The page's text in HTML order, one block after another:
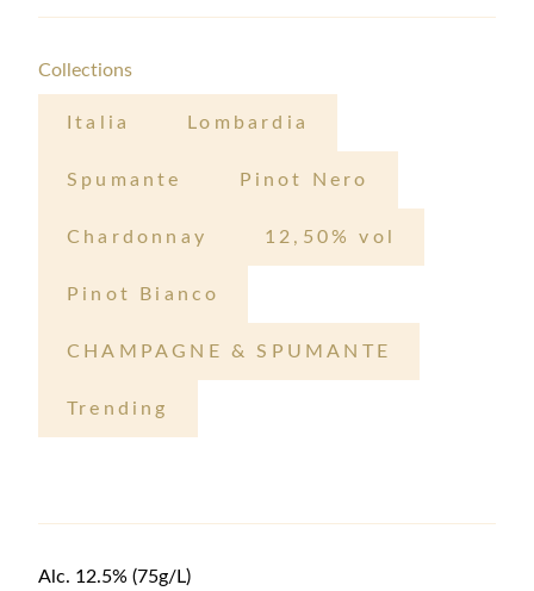
Collections
Italia Lombardia
Spumante Pinot Nero
Chardonnay 12,50% vol
Pinot Bianco
CHAMPAGNE & SPUMANTE
Trending
Alc. 12.5% (75g/L)